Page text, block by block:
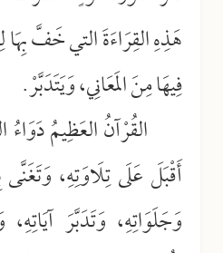
هَذِهِ القِرَاءَةَ التي خَفَّ
فِيهَا مِنَ المَعَانِي، وَيَتَدَبَّرْ.
القُرْآنُ العَظِيمُ
أَقْبَلَ عَلَى تِلَاوَتِهِ،
وَجَلَوَاتِهِ، وَتَدَبَّرَ